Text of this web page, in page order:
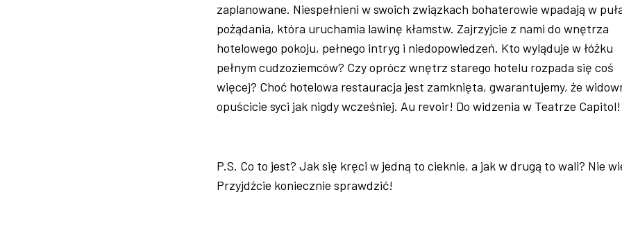
zaplanowane. Niespełnieni w swoich związkach bohaterowie wpadają w
pożądania, która uruchamia lawinę kłamstw. Zajrzyjcie z nami do wnętrza
hotelowego pokoju, pełnego intryg i niedopowiedzeń. Kto wyląduje w łóżku
pełnym cudzoziemców? Czy oprócz wnętrz starego hotelu rozpada się coś
więcej? Choć hotelowa restauracja jest zamknięta, gwarantujemy, że
opuścicie syci jak nigdy wcześniej. Au revoir! Do widzenia w Teatrze Capitol!
P.S. Co to jest? Jak się kręci w jedną to cieknie, a jak w drugą to wali? Nie
Przyjdźcie koniecznie sprawdzić!